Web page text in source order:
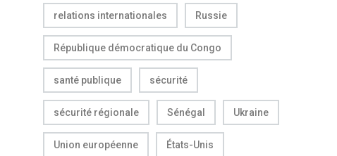
relations internationales Russie
République démocratique du Congo
santé publique sécurité
sécurité régionale Sénégal Ukraine
Union européenne États-Unis